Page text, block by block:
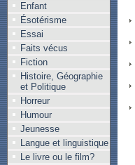
Enfant
Ésotérisme
Essai
Faits vécus
Fiction
Histoire, Géographie
et Politique
Horreur
Humour
Jeunesse
Langue et linguistique
Le livre ou le film?